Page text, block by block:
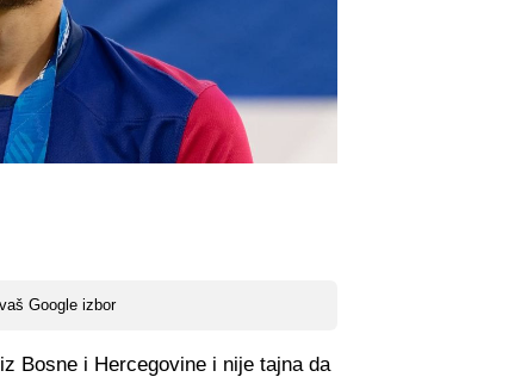
Google izbor
Bosne i Hercegovine i nije tajna da